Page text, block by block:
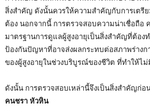
สิ่งสำคัญ ดังนั้นควรให้ความสำคัญกับการเตรี
ต้อง นอกจากนี้ การตรวจสอบความน่าเชื่อถือ
มาตรฐานการดูแลผู้สูงอายุเป็นสิ่งสำคัญที่ต้อง
ป้องกันปัญหาที่อาจส่งผลกระทบต่อสภาพร่างก
ของผู้สูงอายุในช่วงบริบูรณ์ของชีวิต ที่ทำให้ไ
ดังนั้น การตรวจสอบเหล่านี้จึงเป็นสิ่งสำคัญก่อ
คนชรา หัวหิน